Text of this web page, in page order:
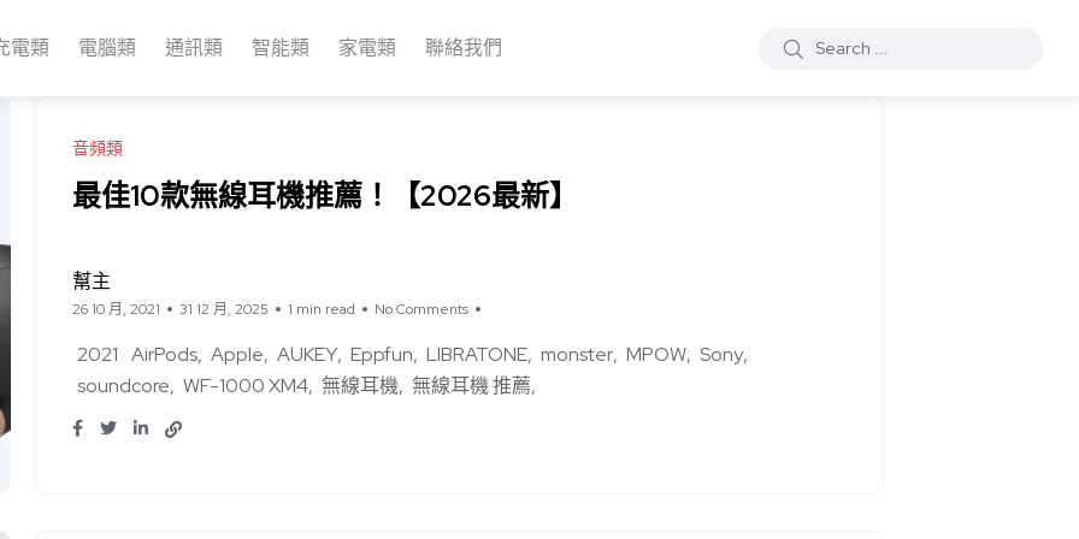
電類 電腦類 通訊類 智能類 家電類 聯絡我們
音頻類
最佳10款無線耳機推薦！【2026最新】
幫主
26 10 月, 2021 31 12 月, 2025 1 min read No Comments
2021 AirPods Apple AUKEY Eppfun LIBRATONE monster MPOW Sony
soundcore WF-1000 XM4 無線耳機 無線耳機 推薦